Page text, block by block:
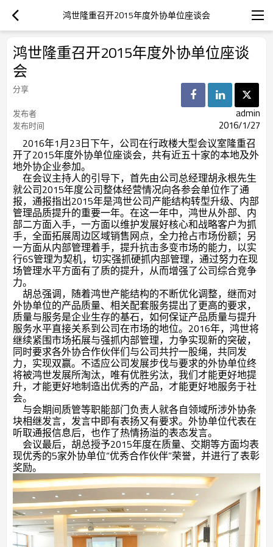
鸿世隆重召开2015年度外协单位座谈会
鸿世隆重召开2015年度外协单位座谈
会
分享
发布者
admin
发布时间 2016/1/27
2016年1月23日下午，公司在行政楼大型会议室隆重召
开了2015年度外协单位座谈会，共有近五十家的本地及外
地外协企业参加。
在会议主持人的引导下，首先由公司总经理胡永根先生
就公司2015年度公司整体经营情况向各参会单位作了通
报，通报指出2015年是鸿世公司产能结构转型升级、内部
管理品质提升的重要一年。在这一年中，鸿世从外部、内
部二方面入手，一方面以维护发展好核心和战略客户为抓
手，全面拓展周边区域销售网点，全力抢占市场份额；另
一方面从内部管理着手，提升抗击多变市场的能力，以实
行6S管理为契机，切实强抓硬抓内部管理，通过努力在现
场管理水平方面有了质的提升，从而增强了公司综合竞争
力。
胡总强调，随着鸿世产能结构的不断优化调整，继而对
外协单位的产品质量、相关配套服务提出了更高的要求，
质量与服务是企业生存的基石，如何保证产品质量与提升
服务水平直接关系到公司在市场的地位。 2016年，鸿世将
继续紧围市场拓展与强抓内部管理，力争实现新的突破，
同时要求各外协合作伙伴们与公司共拧一股绳，共同发
力，实现双赢。不适应公司发展步伐与要求的外协单位终
将被鸿世发展所淘汰，唯有优胜劣汰，我们才能更好地提
升，才能更好地制造出优秀的产品，才能更好地服务于社
会。
与会期间质管等职能部门负责人就各自领域所涉外协条
块相继发言，发言中即有表扬又有要求。外协单位代表在
听取通报信息后，也作了热情扬溢的表态发言。
会议最后，胡总授予2015年度在质量、交期等方面均表
现优秀的5家外协单位“优秀合作伙伴”荣誉，并进行了表彰
奖励。